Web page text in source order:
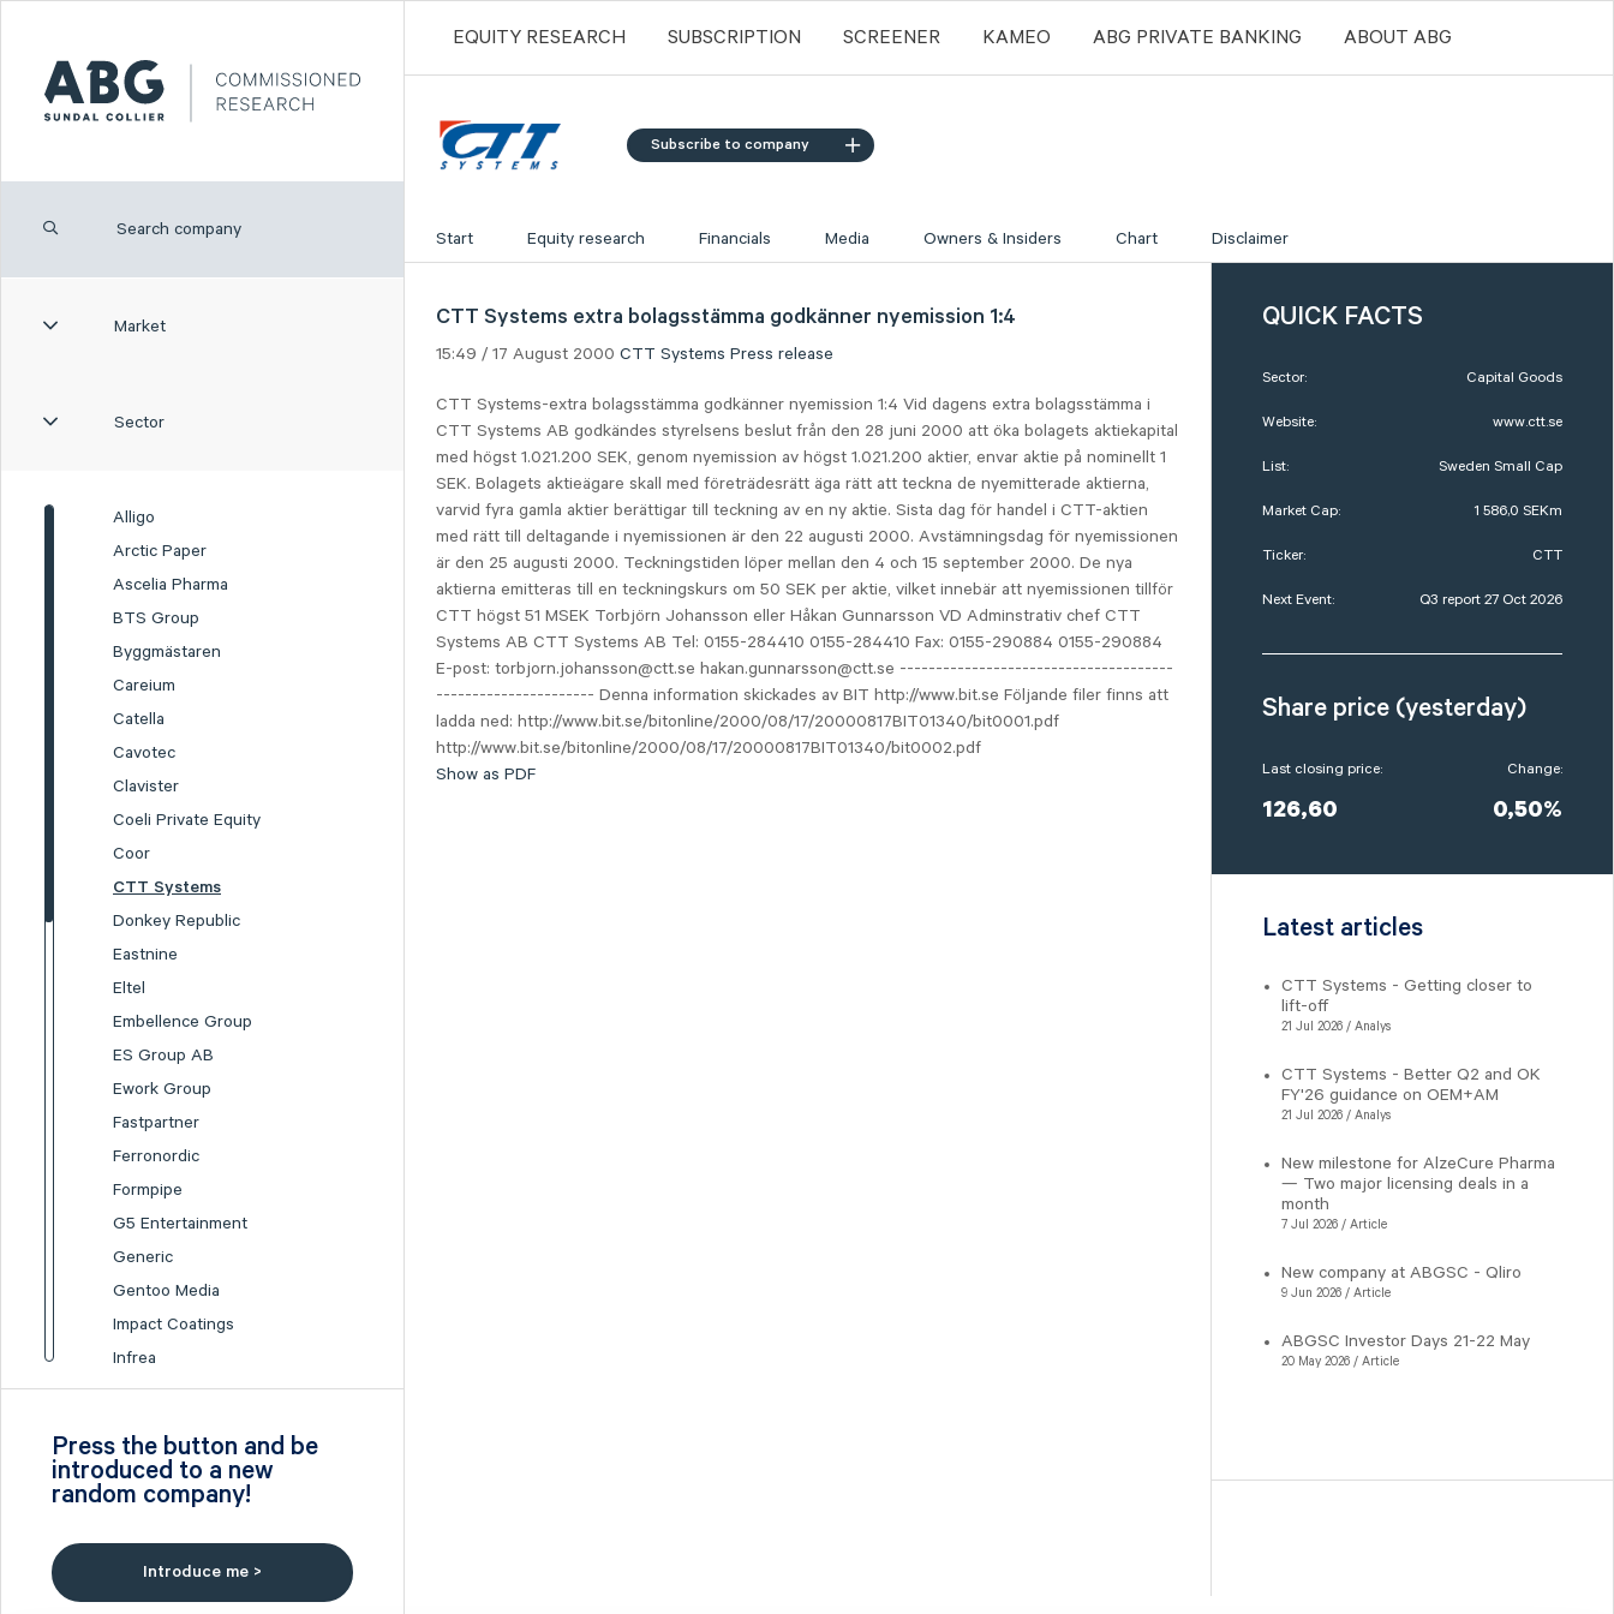
Market
Sector
Alligo
Arctic Paper
Ascelia Pharma
BTS Group
Byggmästaren
Careium
Catella
Cavotec
Clavister
Coeli Private Equity
Coor
CTT Systems
Donkey Republic
Eastnine
Eltel
Embellence Group
ES Group AB
Ework Group
Fastpartner
Ferronordic
Formpipe
G5 Entertainment
Generic
Gentoo Media
Impact Coatings
Infrea
Inission
I-tech
Lumi Gruppen
Press the button and be
introduced to a new
random company!
Introduce me >
EQUITY RESEARCH SUBSCRIPTION SCREENER KAMEO ABG PRIVATE BANKING ABOUT ABG
Subscribe to company
Start Equity research Financials Media Owners & Insiders Chart Disclaimer
CTT Systems extra bolagsstämma godkänner nyemission 1:4
15:49 / 17 August 2000 CTT Systems Press release
CTT Systems-extra bolagsstämma godkänner nyemission 1:4 Vid dagens extra bolagsstämma i
CTT Systems AB godkändes styrelsens beslut från den 28 juni 2000 att öka bolagets aktiekapital
med högst 1.021.200 SEK, genom nyemission av högst 1.021.200 aktier, envar aktie på nominellt 1
SEK. Bolagets aktieägare skall med företrädesrätt äga rätt att teckna de nyemitterade aktierna,
varvid fyra gamla aktier berättigar till teckning av en ny aktie. Sista dag för handel i CTT-aktien
med rätt till deltagande i nyemissionen är den 22 augusti 2000. Avstämningsdag för nyemissionen
är den 25 augusti 2000. Teckningstiden löper mellan den 4 och 15 september 2000. De nya
aktierna emitteras till en teckningskurs om 50 SEK per aktie, vilket innebär att nyemissionen tillför
CTT högst 51 MSEK Torbjörn Johansson eller Håkan Gunnarsson VD Adminstrativ chef CTT
Systems AB CTT Systems AB Tel: 0155-284410 0155-284410 Fax: 0155-290884 0155-290884
E-post: torbjorn.johansson@ctt.se hakan.gunnarsson@ctt.se --------------------------------------
---------------------- Denna information skickades av BIT http://www.bit.se Följande filer finns att
ladda ned: http://www.bit.se/bitonline/2000/08/17/20000817BIT01340/bit0001.pdf
http://www.bit.se/bitonline/2000/08/17/20000817BIT01340/bit0002.pdf
Show as PDF
QUICK FACTS
Sector: Capital Goods
Website: www.ctt.se
List: Sweden Small Cap
Market Cap: 1 586,0 SEKm
Ticker: CTT
Next Event: Q3 report 27 Oct 2026
Share price (yesterday)
Last closing price:
126,60
Change:
0,50%
Latest articles
CTT Systems - Getting closer to
lift-off
21 Jul 2026 / Analys
CTT Systems - Better Q2 and OK
FY'26 guidance on OEM+AM
21 Jul 2026 / Analys
New milestone for AlzeCure Pharma
— Two major licensing deals in a
month
7 Jul 2026 / Article
New company at ABGSC - Qliro
9 Jun 2026 / Article
ABGSC Investor Days 21-22 May
20 May 2026 / Article